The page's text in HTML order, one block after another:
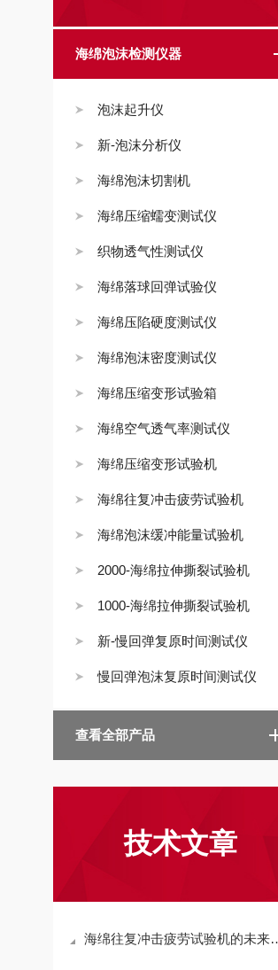
海绵泡沫检测仪器
泡沫起升仪
新-泡沫分析仪
海绵泡沫切割机
海绵压缩蠕变测试仪
织物透气性测试仪
海绵落球回弹试验仪
海绵压陷硬度测试仪
海绵泡沫密度测试仪
海绵压缩变形试验箱
海绵空气透气率测试仪
海绵压缩变形试验机
海绵往复冲击疲劳试验机
海绵泡沫缓冲能量试验机
2000-海绵拉伸撕裂试验机
1000-海绵拉伸撕裂试验机
新-慢回弹复原时间测试仪
慢回弹泡沫复原时间测试仪
查看全部产品
技术文章
海绵往复冲击疲劳试验机的未来展望